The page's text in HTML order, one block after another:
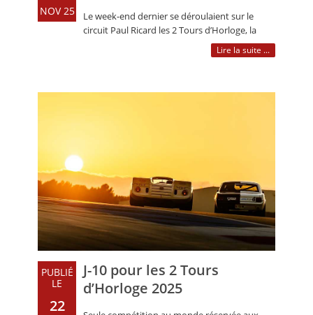
NOV 25
Le week-end dernier se déroulaient sur le
circuit Paul Ricard les 2 Tours d’Horloge, la
seule compétition au monde réservée (…)
Lire la suite ...
PUBLIÉ
LE
22
J-10 pour les 2 Tours
d’Horloge 2025